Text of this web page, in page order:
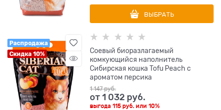
ВЫБРАТЬ
Распродажа
Скидка 10%
Соевый биоразлагаемый
комкующийся наполнитель
Сибирская кошка Tofu Peach с
ароматом персика
1 147 руб.
от1 032 руб.
выгода115 руб. или10%